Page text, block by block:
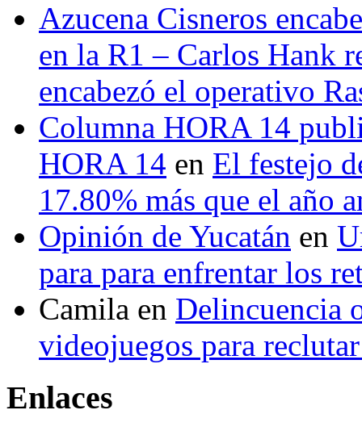
Azucena Cisneros
en la R1 – Carlos Hank
encabezó el operativo
Columna HORA 14
HORA 14 en El festejo
17.80% más que el año
Opinión de Yucatán en
para para enfrentar los
Camila en Delincuencia
videojuegos para
Enlaces